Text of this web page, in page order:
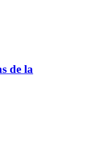
de la